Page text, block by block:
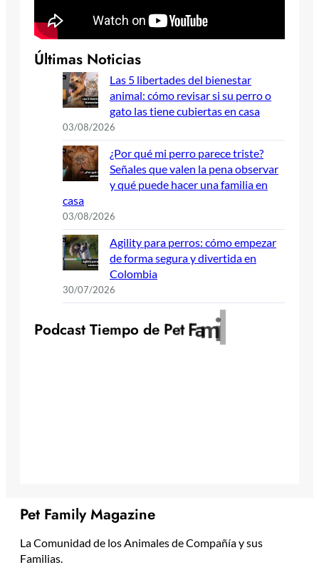
Últimas Noticias
Las 5 libertades del bienestar
animal: cómo revisar si su perro o
gato las tiene cubiertas en casa
03/08/2026
¿Por qué mi perro parece triste?
Señales que valen la pena observar
y qué puede hacer una familia en
casa
03/08/2026
Agility para perros: cómo empezar
de forma segura y divertida en
Colombia
30/07/2026
Podcast Tiempo de Pet Famil
Pet Family Magazine
La Comunidad de los Animales de Compañía y sus
Familias.